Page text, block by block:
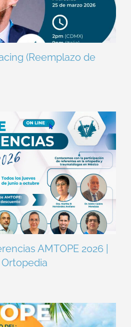
(Reemplazo de
AMTOPE 2026 |